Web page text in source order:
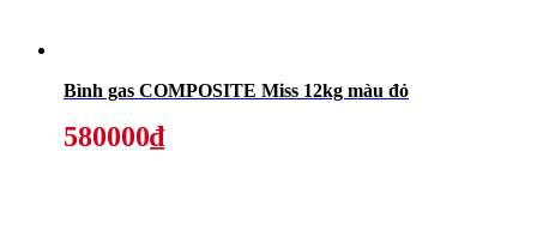
Bình gas COMPOSITE Miss 12kg màu đỏ
580000₫